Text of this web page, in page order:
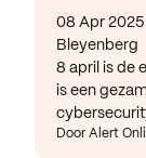
08 Apr
Bleyenberg
8 april is de
is een
Door Alert